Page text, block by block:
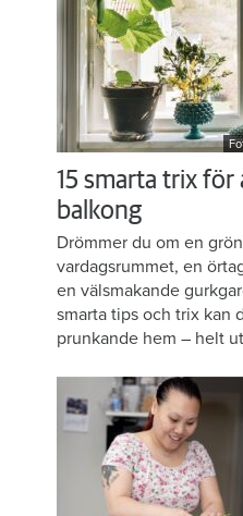
15 smarta trix
balkong
Drömmer du om en
vardagsrummet, en
en välsmakande
smarta tips och trix kan
prunkande hem – helt